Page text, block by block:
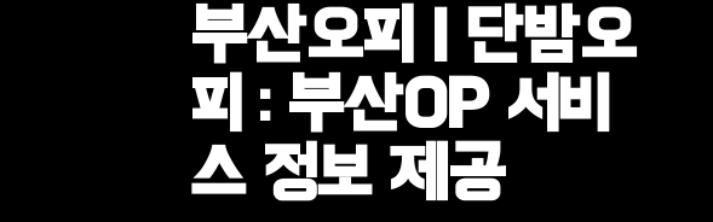
부산오피 | 단밤오
피 : 부산OP 서비
스 정보 제공